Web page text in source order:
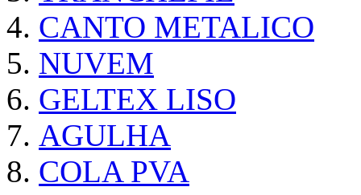
CANTO METALICO
NUVEM
GELTEX LISO
AGULHA
COLA PVA